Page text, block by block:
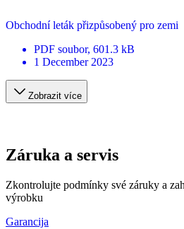
Obchodní leták přizpůsobený pro zemi
PDF soubor, 601.3 kB
1 December 2023
Zobrazit více
Záruka a servis
Zkontrolujte podmínky své záruky a
výrobku
Garancija